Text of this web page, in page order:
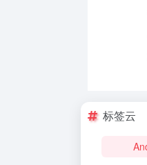
标签云